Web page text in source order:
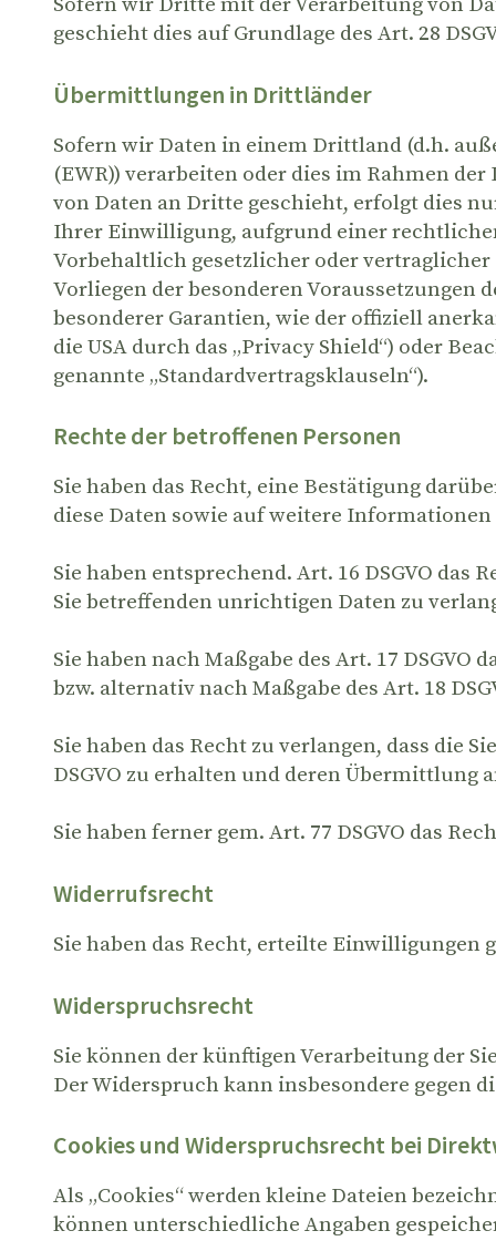
Sofern wir Dritte mit der Verarbeitung von
geschieht dies auf Grundlage des Art. 28
Übermittlungen in Drittländer
Sofern wir Daten in einem Drittland (d.h.
(EWR)) verarbeiten oder dies im Rahmen
von Daten an Dritte geschieht, erfolgt dies
Ihrer Einwilligung, aufgrund einer
Vorbehaltlich gesetzlicher oder
Vorliegen der besonderen Voraussetzungen
besonderer Garantien, wie der offiziell
die USA durch das „Privacy Shield“) oder
genannte „Standardvertragsklauseln“).
Rechte der betroffenen Personen
Sie haben das Recht, eine Bestätigung
diese Daten sowie auf weitere Informationen
Sie haben entsprechend. Art. 16 DSGVO
Sie betreffenden unrichtigen Daten zu
Sie haben nach Maßgabe des Art. 17
bzw. alternativ nach Maßgabe des Art. 18
Sie haben das Recht zu verlangen, dass die
DSGVO zu erhalten und deren Übermittlung
Sie haben ferner gem. Art. 77 DSGVO das
Widerrufsrecht
Sie haben das Recht, erteilte Einwilligungen
Widerspruchsrecht
Sie können der künftigen Verarbeitung der
Der Widerspruch kann insbesondere gegen
Cookies und Widerspruchsrecht bei
Als „Cookies“ werden kleine Dateien
können unterschiedliche Angaben